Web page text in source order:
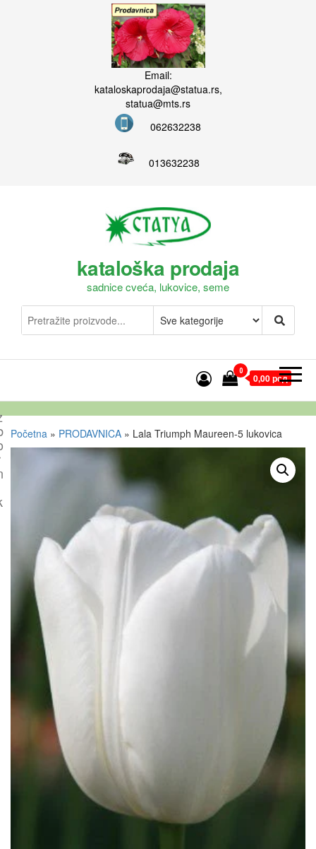
Email:
kataloskaprodaja@statua.rs,
statua@mts.rs
062632238
013632238
kataloška prodaja
sadnice cveća, lukovice, seme
0
0,00 рсд
Početna » PRODAVNICA » Lala Triumph Maureen-5 lukovica